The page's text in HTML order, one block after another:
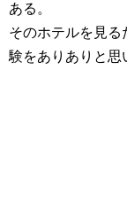
ある。
そのホテルを見る
験をありありと思